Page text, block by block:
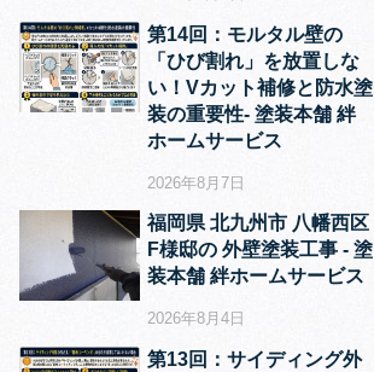
第14回：モルタル壁の
「ひび割れ」を放置しな
い！Vカット補修と防水塗
装の重要性‐ 塗装本舗 絆
ホームサービス
2026年8月7日
福岡県 北九州市 八幡西区
F様邸の 外壁塗装工事 ‐ 塗
装本舗 絆ホームサービス
2026年8月4日
第13回：サイディング外